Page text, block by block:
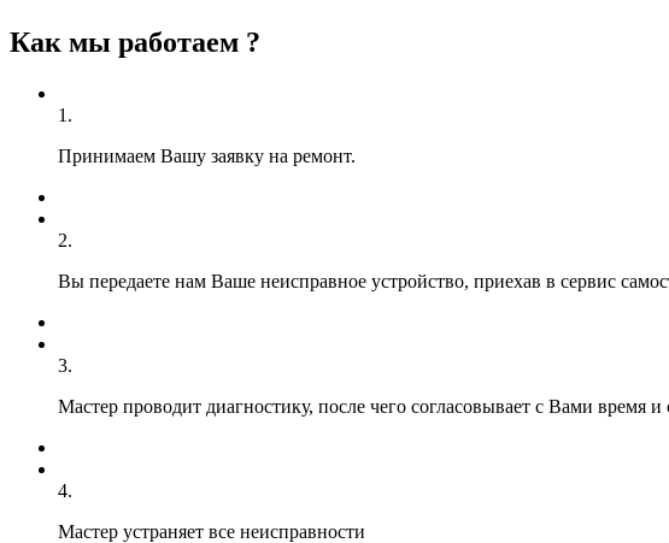
Как мы работаем ?
1.
Принимаем Вашу заявку на ремонт.
2.
Вы передаете нам Ваше неисправное устройство, приехав в сервис
3.
Мастер проводит диагностику, после чего согласовывает с Вами время и
4.
Мастер устраняет все неисправности